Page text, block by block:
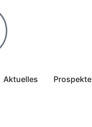
Aktuelles Prospekte